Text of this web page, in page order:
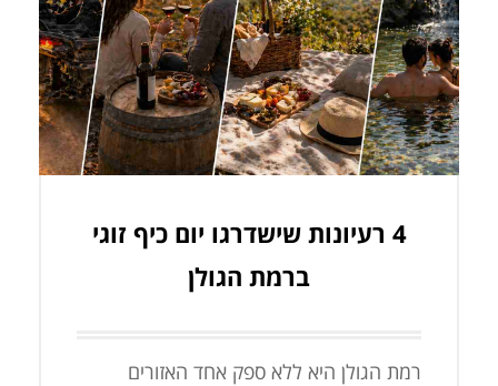
4 רעיונות שישדרגו יום כיף זוגי
ברמת הגולן
רמת הגולן היא ללא ספק אחד האזורים